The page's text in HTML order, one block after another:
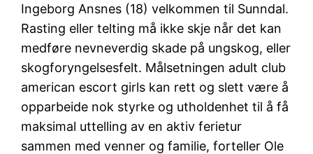
Ingeborg Ansnes (18) velkommen til Sunndal.
Rasting eller telting må ikke skje når det kan
medføre nevneverdig skade på ungskog, eller
skogforyngelsesfelt. Målsetningen adult club
american escort girls kan rett og slett være å
opparbeide nok styrke og utholdenhet til å få
maksimal uttelling av en aktiv ferietur
sammen med venner og familie, forteller Ole